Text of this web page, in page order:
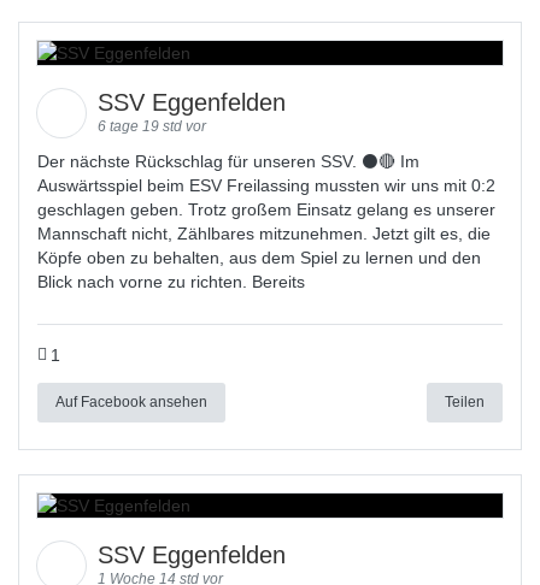
SSV Eggenfelden
6 tage 19 std vor
Der nächste Rückschlag für unseren SSV. ⚫🔴 Im
Auswärtsspiel beim ESV Freilassing mussten wir uns mit 0:2
geschlagen geben. Trotz großem Einsatz gelang es unserer
Mannschaft nicht, Zählbares mitzunehmen. Jetzt gilt es, die
Köpfe oben zu behalten, aus dem Spiel zu lernen und den
Blick nach vorne zu richten. Bereits
1
Auf Facebook ansehen Teilen
SSV Eggenfelden
1 Woche 14 std vor